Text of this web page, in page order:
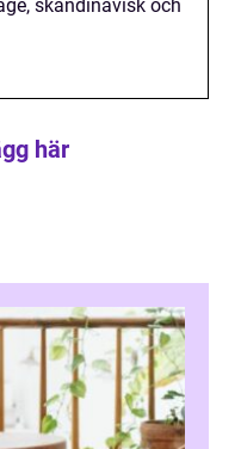
skandinavisk och
här